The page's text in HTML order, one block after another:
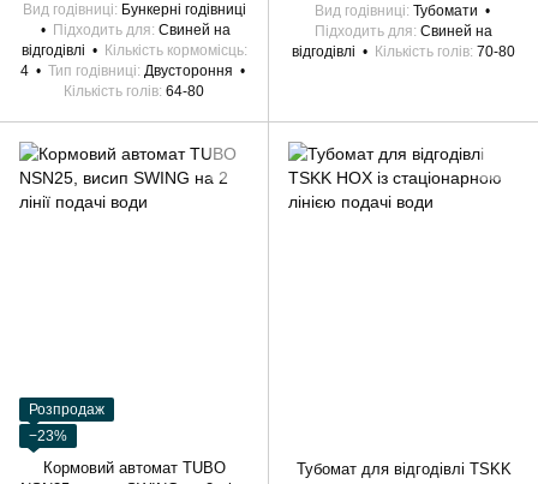
Вид годівниці
Бункерні годівниці
Підходить для Свиней на
відгодівлі
Кількість кормомісць
4
Тип годівниці Двустороння
Кількість голів 64-80
Вид годівниці Тубомати
Підходить для Свиней на
відгодівлі
Кількість голів 70-80
Розпродаж
−23%
Кормовий автомат TUBO
Тубомат для відгодівлі TSKK